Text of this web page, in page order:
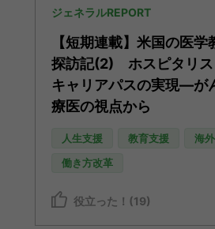
ジェネラルREPORT
【短期連載】米国の医
探訪記(2) ホスピタリス
キャリアパスの実現―が
療医の視点から
人生支援 教育支援 海
働き方改革
役立った！(19)